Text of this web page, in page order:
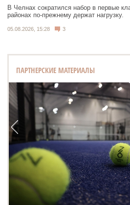
В Челнах сократился набор в первые
районах по-прежнему держат нагрузку.
05.08.2026, 15:28 3
ПАРТНЕРСКИЕ МАТЕРИАЛЫ